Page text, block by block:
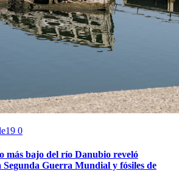
0
más bajo del río Danubio reveló
Segunda Guerra Mundial y fósiles de